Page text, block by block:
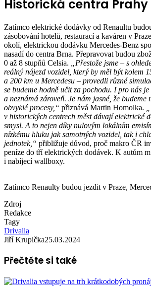
Historická centra Prahy
Zatímco elektrické dodávky od Renaultu
zásobování hotelů, restaurací a kaváren v
okolí, elektrickou dodávku Mercedes-Benz
nasadí do centra Brna. Přepravovat budou
0 až 8 stupňů Celsia.
„Přestože jsme – s
reálný nájezd vozidel, který by měl být kolem
a 200 km u Mercedesu – provedli různé
se budeme hodně učit za pochodu. I pro nás
a neznámá zároveň. Je nám jasné, že budeme
obvyklé procesy,“ přiznává Martin Homolka.
v historických centrech měst dávají elektrické
smysl. A to nejen díky nulovým lokálním
nízkému hluku jak samotných vozidel, tak i
jednotek,“ přibližuje důvod, proč makro ČR
peníze do tří elektrických dodávek. K autům
i nabíjecí wallboxy.
Zatímco Renaulty budou jezdit v Praze,
Zdroj
Redakce
Tagy
Drivalia
Jiří Krupička25.03.2024
Přečtěte si také